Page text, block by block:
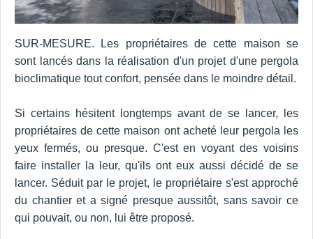
SUR-MESURE. Les propriétaires de cette maison se
sont lancés dans la réalisation d'un projet d'une pergola
bioclimatique tout confort, pensée dans le moindre détail.
Si certains hésitent longtemps avant de se lancer, les
propriétaires de cette maison ont acheté leur pergola les
yeux fermés, ou presque. C'est en voyant des voisins
faire installer la leur, qu'ils ont eux aussi décidé de se
lancer. Séduit par le projet, le propriétaire s'est approché
du chantier et a signé presque aussitôt, sans savoir ce
qui pouvait, ou non, lui être proposé.